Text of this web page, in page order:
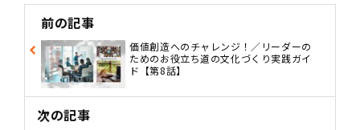
前の記事
価値創造へのチャレンジ！／リーダーの
ためのお役立ち道の文化づくり実践ガイ
ド【第8話】
次の記事